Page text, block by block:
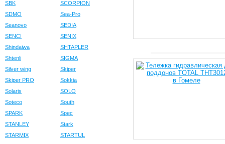
SBK
SCORPION
SDMO
Sea-Pro
Seanovo
SEDIA
SENCI
SENIX
Shindaiwa
SHTAPLER
Shtenli
SIGMA
Silver wing
Skiper
Skiper PRO
Sokkia
Solaris
SOLO
Soteco
South
SPARK
Spec
STANLEY
Stark
STARMIX
STARTUL